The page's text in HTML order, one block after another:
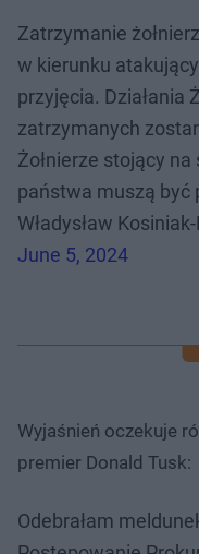
Zatrzymanie
w kierunku
przyjęcia. Działania
zatrzymanych
Żołnierze stojący
państwa muszą być
Władysław
June 5, 2024
Wyjaśnień oczekuje
premier Donald Tusk:
Odebrałam